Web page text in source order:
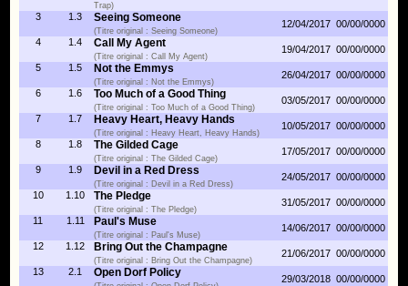
Trap)
3 1.3 Seeing Someone
(Titre original : Seeing Someone)
12/04/2017 00/00/0000
4
1.4 Call My Agent
(Titre original : Call My Agent)
19/04/2017 00/00/0000
5
1.5 Not the Emmys
(Titre original : Not the Emmys)
26/04/2017 00/00/0000
6
1.6 Too Much of a Good Thing
(Titre original : Too Much of a Good Thing)
03/05/2017 00/00/0000
7
1.7 Heavy Heart, Heavy Hands
(Titre original : Heavy Heart, Heavy Hands)
10/05/2017 00/00/0000
8
1.8 The Gilded Cage
(Titre original : The Gilded Cage)
17/05/2017 00/00/0000
9
1.9 Devil in a Red Dress
(Titre original : Devil in a Red Dress)
24/05/2017 00/00/0000
10
1.10 The Pledge
(Titre original : The Pledge)
31/05/2017 00/00/0000
11
1.11 Paul's Muse
(Titre original : Paul's Muse)
14/06/2017 00/00/0000
12
1.12 Bring Out the Champagne
(Titre original : Bring Out the Champagne)
21/06/2017 00/00/0000
13
2.1 Open Dorf Policy 29/03/2018 00/00/0000